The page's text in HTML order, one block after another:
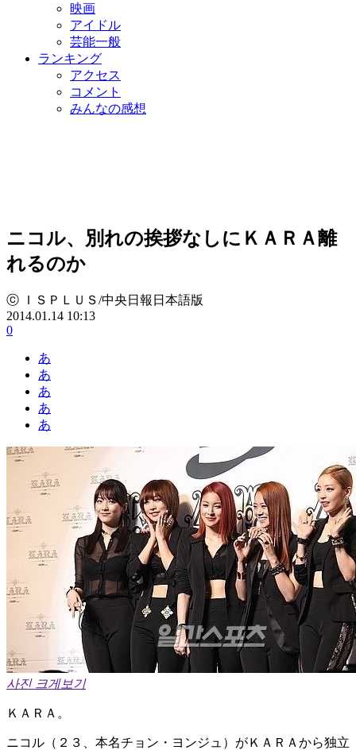
映画
アイドル
芸能一般
ランキング
アクセス
コメント
みんなの感想
ニコル、別れの挨拶なしにＫＡＲＡ離
れるのか
ⓒ ＩＳＰＬＵＳ/中央日報日本語版
2014.01.14 10:13
0
あ
あ
あ
あ
あ
사진 크게보기
ＫＡＲＡ。
ニコル（２３、本名チョン・ヨンジュ）がＫＡＲＡから独立